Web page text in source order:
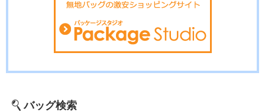
バッグ検索